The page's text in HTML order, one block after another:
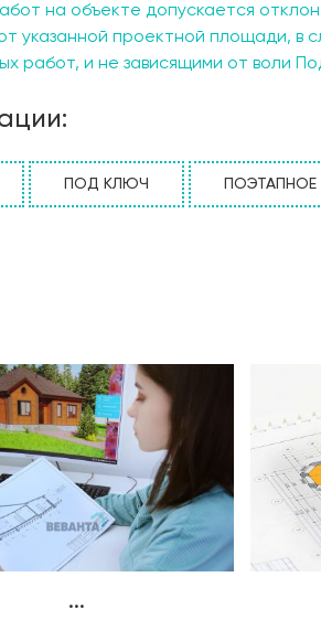
на объекте допускается
указанной проектной площади, в
работ, и не зависящими от воли
ПОД КЛЮЧ
...